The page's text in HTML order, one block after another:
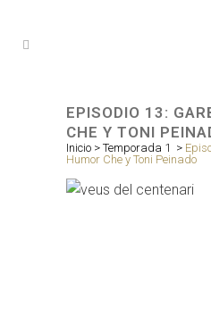
EPISODIO 13:
CHE Y TONI
Inicio > Temporada 1 >
Humor Che y Toni Peinado